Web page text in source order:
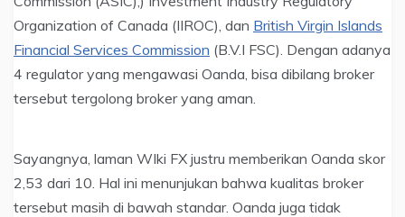
Organization of Canada (IIROC), dan British Virgin Islands
Financial Services Commission (B.V.I FSC). Dengan adanya
4 regulator yang mengawasi Oanda, bisa dibilang broker
tersebut tergolong broker yang aman.
Sayangnya, laman WIki FX justru memberikan Oanda skor
2,53 dari 10. Hal ini menunjukan bahwa kualitas broker
tersebut masih di bawah standar. Oanda juga tidak